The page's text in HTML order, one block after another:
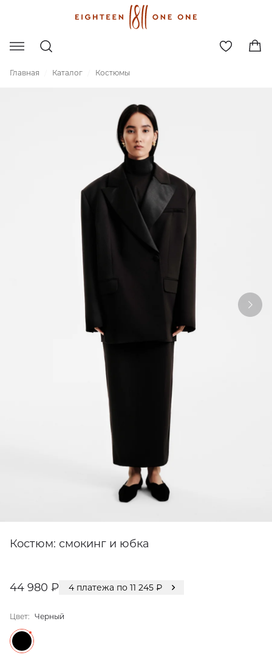
Главная Каталог Костюмы
Костюм: смокинг и юбка
44 980 ₽ 4 платежа по 11 245 ₽
Цвет: Черный